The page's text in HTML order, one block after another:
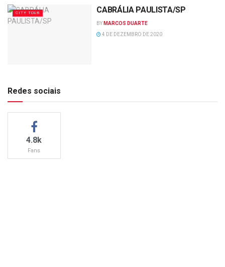
CITY TOUR CABRÁLIA PAULISTA/SP
BY MARCOS DUARTE
4 DE DEZEMBRO DE 2020
Redes sociais
4.8k
Fans